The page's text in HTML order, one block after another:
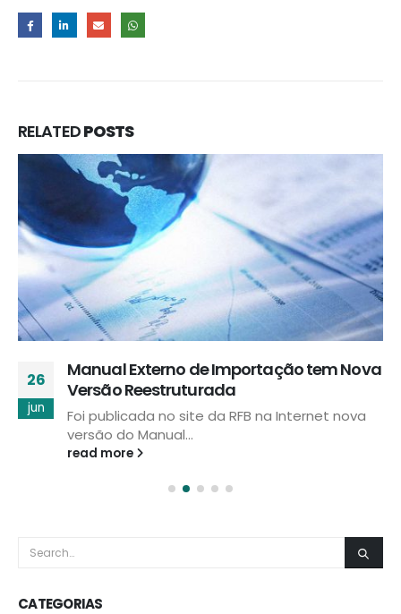
RELATEDPOSTS
26
jun
Manual Externo de Importação tem Nova
Versão Reestruturada
Foi publicada no site da RFB na Internet nova
versão do Manual...
read more
CATEGORIAS